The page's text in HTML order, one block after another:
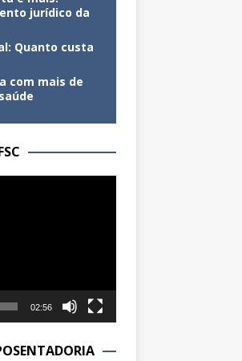
jurídico da
Quanto custa
com mais de
02:56